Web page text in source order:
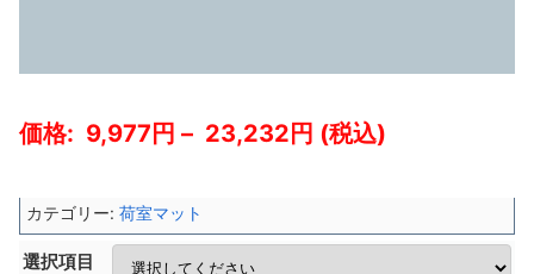
9,977 – 23,232
選択項目
カテゴリー: 荷室マット